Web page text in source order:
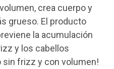
crea cuerpo y
grueso. El producto
la acumulación
y los cabellos
sin frizz y con volumen!